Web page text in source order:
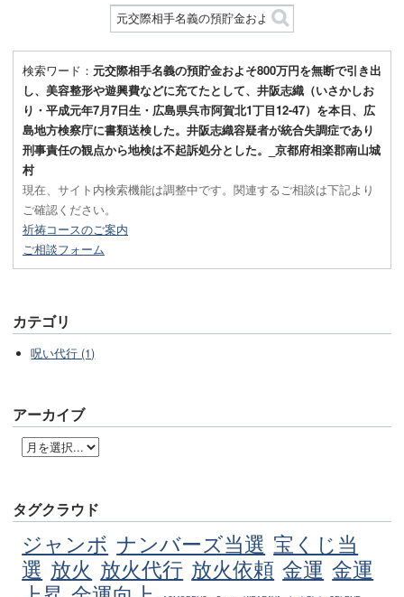
検索ワード： 元交際相手名義の預貯金およそ800万円を無断で引き出
し、美容整形や遊興費などに充てたとして、井阪志織（いさかしお
り・平成元年7月7日生・広島県呉市阿賀北1丁目12-47）を本日、広
島地方検察庁に書類送検した。井阪志織容疑者が統合失調症であり
刑事責任の観点から地検は不起訴処分とした。_京都府相楽郡南山城
村
現在、サイト内検索機能は調整中です。関連するご相談は下記より
ご確認ください。
祈祷コースのご案内
ご相談フォーム
カテゴリ
呪い代行 (1)
アーカイブ
タグクラウド
ジャンボ ナンバーズ当選 宝くじ当
選 放火 放火代行 放火依頼 金運 金運